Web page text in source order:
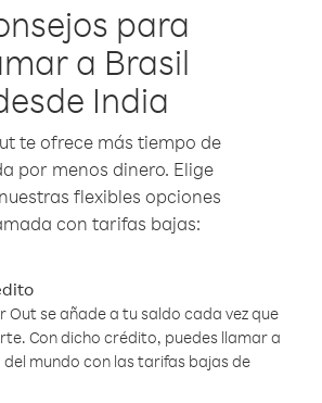
para
a Brasil
India
te ofrece más tiempo de
por menos dinero. Elige
flexibles opciones
con tarifas bajas:
Out se añade a tu saldo cada vez que
Con dicho crédito, puedes llamar a
mundo con las tarifas bajas de